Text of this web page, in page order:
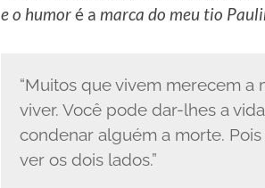
e o humoré a marca do meu tio
“Muitos que vivem merecem
viver. Você pode dar-lhes a
condenar alguém a morte.
ver os dois lados.”